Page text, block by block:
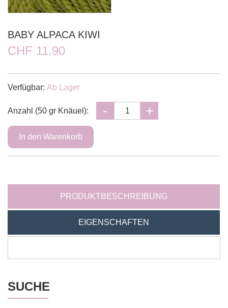
BABY ALPACA KIWI
CHF 11.90
Verfügbar: Ab Lager
Anzahl (50 gr Knäuel):
PRODUKTBESCHREIBUNG
EIGENSCHAFTEN
SUCHE